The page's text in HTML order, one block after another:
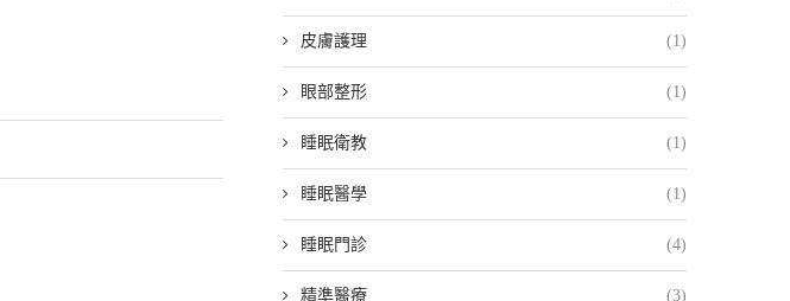
皮膚護理 (1)
眼部整形 (1)
睡眠衛教 (1)
睡眠醫學 (1)
睡眠門診 (4)
精準醫療 (3)